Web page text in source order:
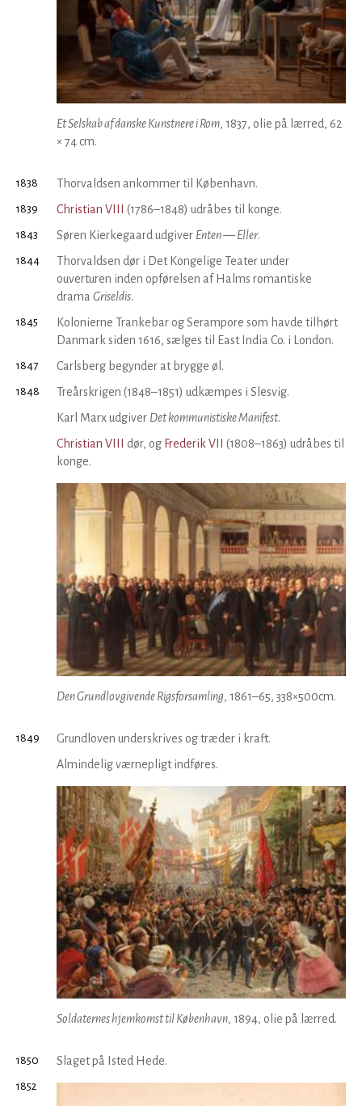
Et Selskab af danske Kunstnere i Rom, 1837, olie på lærred, 62
× 74 cm.
1838 Thorvaldsen ankommer til København.
1839 Christian VIII (1786–1848) udråbes til konge.
1843 Søren Kierkegaard udgiver Enten — Eller.
1844
Thorvaldsen dør i Det Kongelige Teater under
ouverturen inden opførelsen af Halms romantiske
drama Griseldis.
1845
Kolonierne Trankebar og Serampore som havde tilhørt
Danmark siden 1616, sælges til East India Co. i London.
1847 Carlsberg begynder at brygge øl.
1848
Treårskrigen (1848–1851) udkæmpes i Slesvig.
Karl Marx udgiver Det kom­munis­tiske Manifest.
Christian VIII dør, og Frederik VII (1808–1863) udråbes til
konge.
Den Grundlovgivende Rigsforsamling, 1861–65, 338×500cm.
1849
Grundloven underskrives og træder i kraft.
Almindelig værnepligt indføres.
Soldaternes hjemkomst til København, 1894, olie på lærred.
1850 Slaget på Isted Hede.
1852